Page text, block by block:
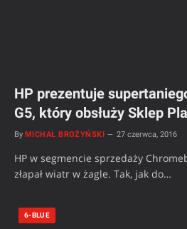
HP prezentuje
G5, który obsłuży Sklep
By MICHAŁ BROŻYŃSKI 27 czerwca, 2016
HP w segmencie sprzedaży
złapał wiatr w żagle. Tak, jak do…
6-BLUE